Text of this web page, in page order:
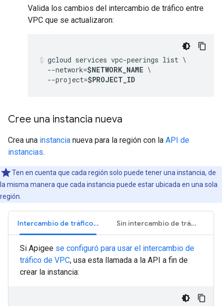
Valida los cambios del intercambio de tráfico entre
VPC que se actualizaron:
gcloud services vpc-peerings list \
  --network=
$NETWORK_NAME \
  --project=
$PROJECT_ID
Cree una instancia nueva
Crea una instancia nueva para la región con la API de
instancias.
Ten en cuenta que cada región solo puede tener una instancia, de
la misma manera que cada instancia puede estar ubicada en una sola
región.
Intercambio de tráfico entre VPC Sin intercambio de tráfico entre VPC
Si Apigee se configuró para usar el intercambio de
tráfico de VPC, usa esta llamada a la API a fin de
crear la instancia: